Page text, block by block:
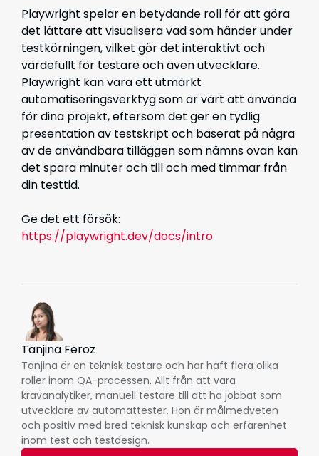
Playwright spelar en betydande roll för att göra
det lättare att visualisera vad som händer under
testkörningen, vilket gör det interaktivt och
värdefullt för testare och även utvecklare.
Playwright kan vara ett utmärkt
automatiseringsverktyg som är värt att använda
för dina projekt, eftersom det ger en tydlig
presentation av testskript och baserat på några
av de användbara tilläggen som nämns ovan kan
det spara minuter och till och med timmar från
din testtid.
Ge det ett försök:
https://playwright.dev/docs/intro
Tanjina Feroz
Tanjina är en teknisk testare och har haft flera olika
roller inom QA-processen. Allt från att vara
kravanalytiker, manuell testare till att ha jobbat som
utvecklare av automattester. Hon är målmedveten
och positiv med bred teknisk kunskap och erfarenhet
inom test och testdesign.